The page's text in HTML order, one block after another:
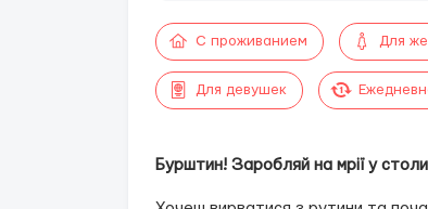
С проживанием Для
Для девушек
Бурштин! Заробляй на мрії у